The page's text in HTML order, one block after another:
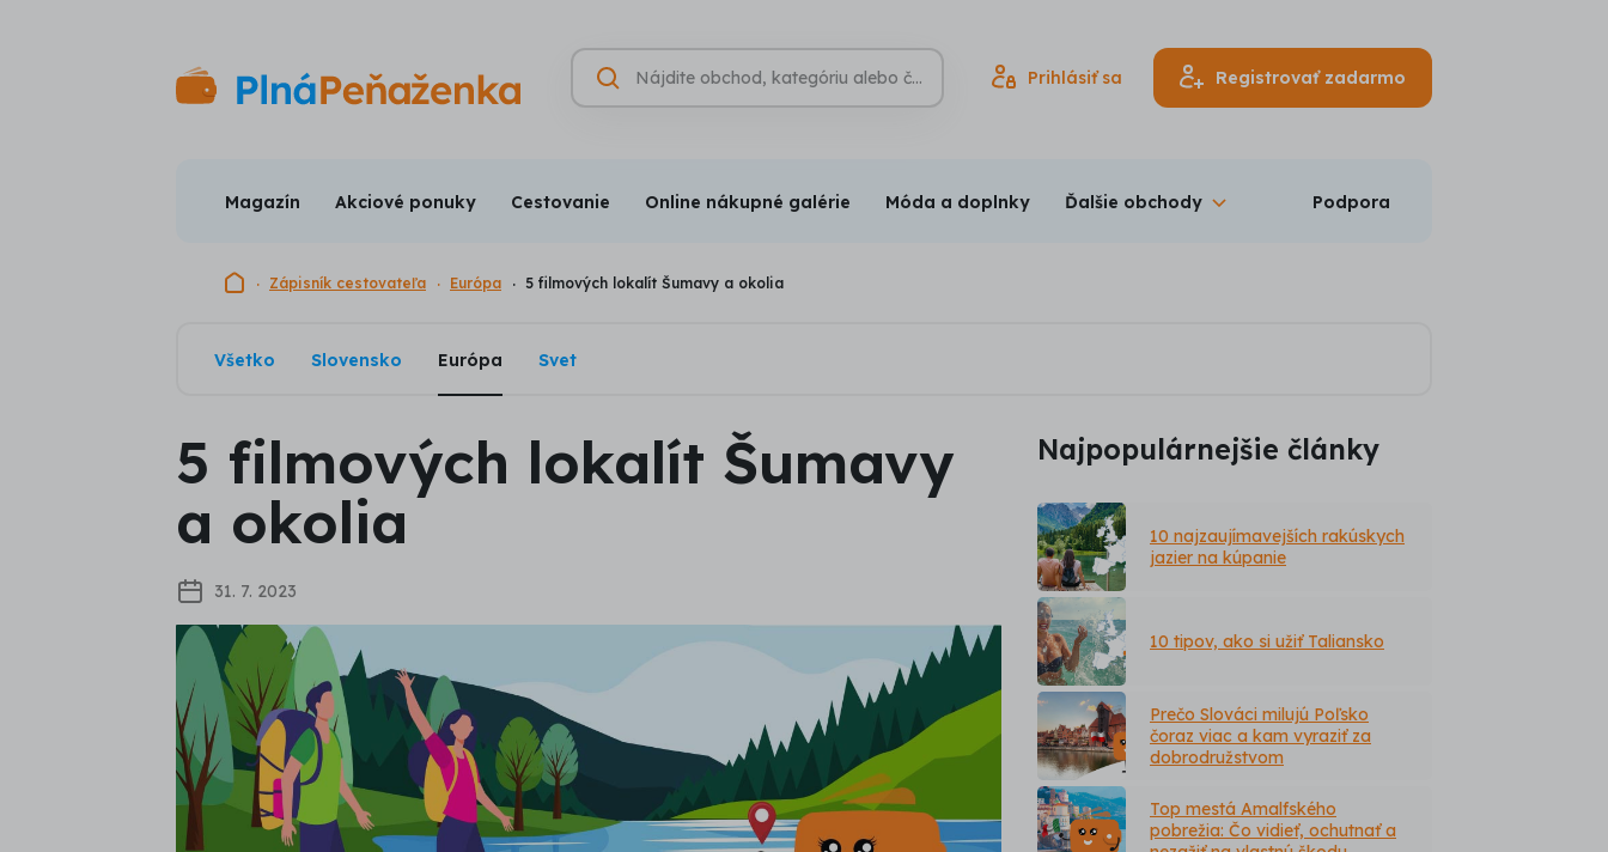
Vyhľadávanie
Hľadať Prihlásiť sa Registrovať zadarmo
Magazín Akciové ponuky Cestovanie Online nákupné galérie Móda a doplnky Ďalšie obchody Podpora
Domovská stránka
Zápisník cestovateľa Európa 5 filmových lokalít Šumavy a okolia
Všetko Slovensko Európa Svet
5 filmových lokalít Šumavy
a okolia
31. 7. 2023
Najpopulárnejšie články
10 najzaujímavejších rakúskych
jazier na kúpanie
10 tipov, ako si užiť Taliansko
Prečo Slováci milujú Poľsko
čoraz viac a kam vyraziť za
dobrodružstvom
Top mestá Amalfského
pobrežia: Čo vidieť, ochutnať a